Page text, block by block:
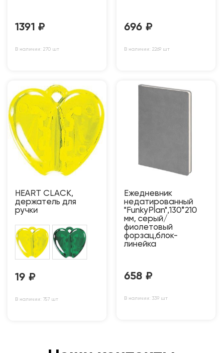
1391 ₽
В наличии: 270 шт
696 ₽
В наличии: 2269 шт
HEART CLACK,
держатель для
ручки
19 ₽
В наличии: 757 шт
Ежедневник
недатированный
"FunkyPlan",130*210
мм, серый/
фиолетовый
форзац,блок-
линейка
658 ₽
В наличии: 339 шт